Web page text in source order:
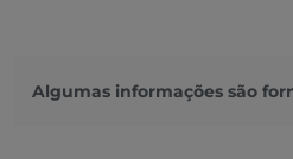
Algumas informações são